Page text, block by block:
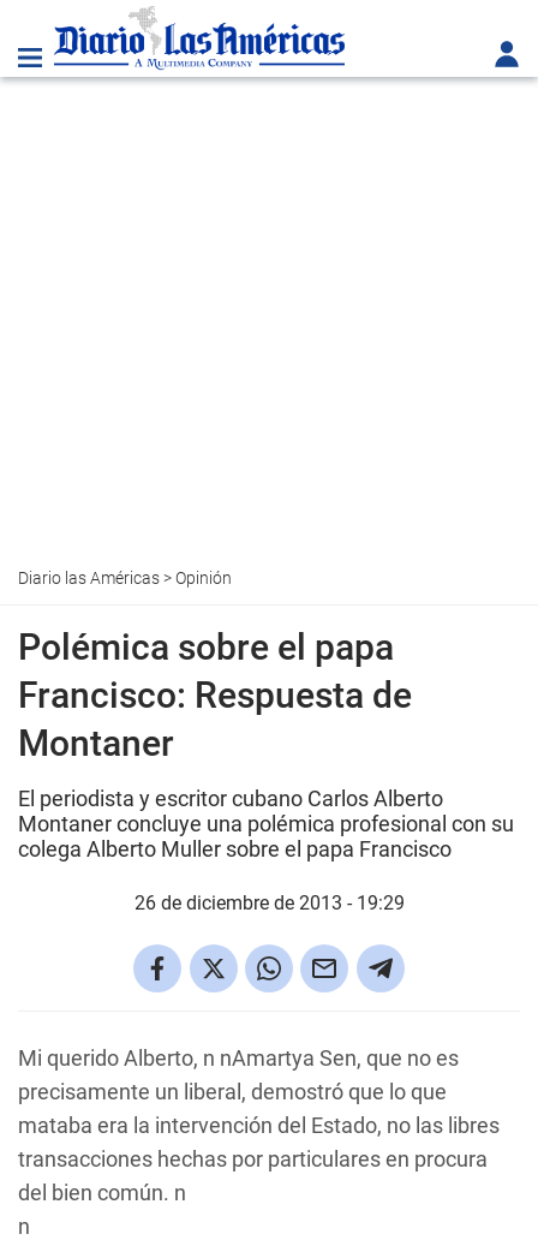
Diario las Américas>Opinión
Polémica sobre el papa
Francisco: Respuesta de
Montaner
El periodista y escritor cubano Carlos Alberto
Montaner concluye una polémica profesional con su
colega Alberto Muller sobre el papa Francisco
26 de diciembre de 2013 - 19:29
Mi querido Alberto, n nAmartya Sen, que no es
precisamente un liberal, demostró que lo que
mataba era la intervención del Estado, no las libres
transacciones hechas por particulares en procura
del bien común. n
n